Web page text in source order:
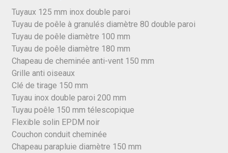
Tuyaux 125 mm inox double paroi
Tuyau de poêle à granulés diamètre 80 double paroi
Tuyau de poêle diamètre 100 mm
Tuyau de poêle diamètre 180 mm
Chapeau de cheminée anti-vent 150 mm
Grille anti oiseaux
Clé de tirage 150 mm
Tuyau inox double paroi 200 mm
Tuyau poêle 150 mm télescopique
Flexible solin EPDM noir
Couchon conduit cheminée
Chapeau parapluie diamètre 150 mm